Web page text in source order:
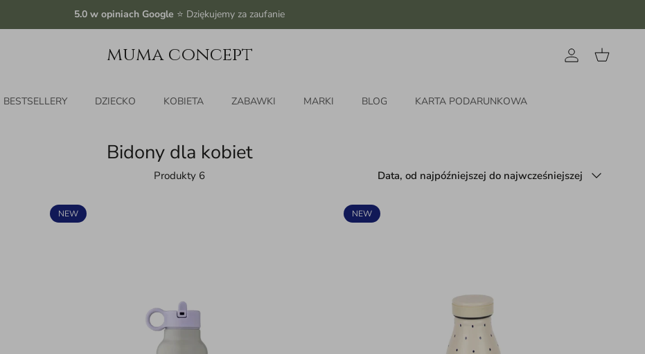
5.0 w opiniach Google ⭐️ Dziękujemy za zaufanie
muma concept KontoKoszyk
BESTSELLERY DZIECKO KOBIETA ZABAWKI MARKI BLOG KARTA PODARUNKOWA
Bidony dla kobiet
Produkty 6 Data, od najpóźniejszej do najwcześniejszej
NEW NEW